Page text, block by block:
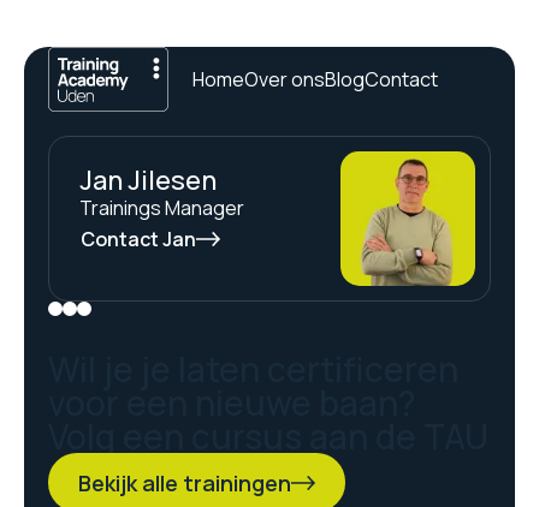
HomeOver onsBlogContact
Jan Jilesen
Trainings Manager
Contact Jan
Bekijk alle trainingen